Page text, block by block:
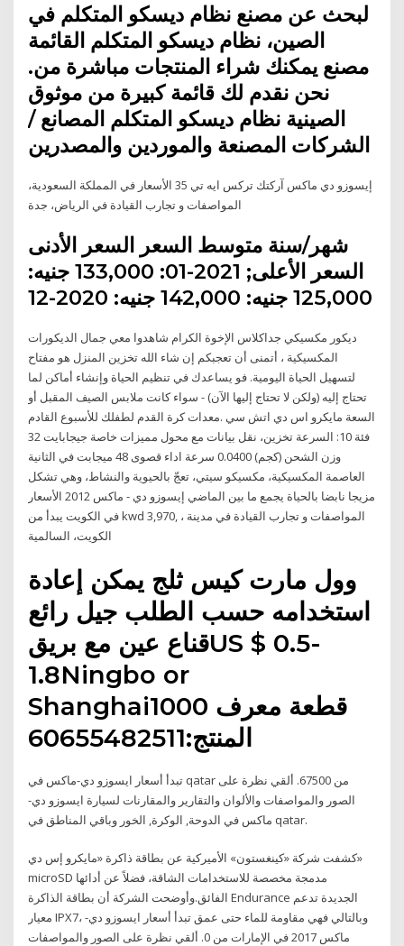
لبحث عن مصنع نظام ديسكو المتكلم في
الصين، نظام ديسكو المتكلم القائمة
مصنع يمكنك شراء المنتجات مباشرة من.
نحن نقدم لك قائمة كبيرة من موثوق
الصينية نظام ديسكو المتكلم المصانع /
الشركات المصنعة والموردين والمصدرين
إيسوزو دي ماكس آركتك تركس ايه تي 35 الأسعار في المملكة السعودية،
المواصفات و تجارب القيادة في الرياض، جدة
شهر/سنة متوسط السعر السعر الأدنى
السعر الأعلى; 2021-01: 133,000 جنيه:
125,000 جنيه: 142,000 جنيه: 2020-12
ديكور مكسيكي جداكلاس الإخوة الكرام شاهدوا معي جمال الديكورات
المكسيكية ، أتمنى أن تعجبكم إن شاء الله تخزين المنزل هو مفتاح
لتسهيل الحياة اليومية. فو يساعدك في تنظيم الحياة وإنشاء أماكن لما
تحتاج إليه (ولكن لا تحتاج إليها الآن) - سواء كانت ملابس الصيف المقبل أو
معدات كرة القدم لطفلك للأسبوع القادم. ‎مايكرو اس دي اتش سي‎ السعة
‎32 جيجابايت‎ مميزات خاصة ‎تخزين، نقل بيانات مع محول‎ السرعة ‎فئة 10:
سرعة اداء قصوى 48 ميجابت في الثانية‎ وزن الشحن (كجم) 0.0400
العاصمة المكسيكية، مكسيكو سيتي، تعجّ بالحيوية والنشاط، وهي تشكل
مزيجا نابضا بالحياة يجمع ما بين الماضي إيسوزو دي - ماكس 2012 الأسعار
في الكويت يبدأ من kwd 3,970, ، المواصفات و تجارب القيادة في مدينة
الكويت، السالمية
وول مارت كيس ثلج يمكن إعادة
استخدامه حسب الطلب جيل رائع
قناع عين مع بريقUS $ 0.5-
1.8Ningbo or
Shanghai1000 قطعة معرف
المنتج:60655482511
تبدأ أسعار ايسوزو دي-ماكس في qatar من 67500. ألقي نظرة على
الصور والمواصفات والألوان والتقارير والمقارنات لسيارة ايسوزو دي-
ماكس في الدوحة, الوكرة, الخور وباقي المناطق في qatar.
كشفت شركة «كينغستون» الأميركية عن بطاقة ذاكرة «مايكرو إس دي»
microSD مدمجة مخصصة للاستخدامات الشاقة، فضلاً عن أدائها
الفائق.وأوضحت الشركة أن بطاقة الذاكرة Endurance الجديدة تدعم
معيار IPX7، وبالتالي فهي مقاومة للماء حتى عمق تبدأ أسعار ايسوزو دي-
ماكس 2017 في الإمارات من 0. ألقي نظرة على الصور والمواصفات